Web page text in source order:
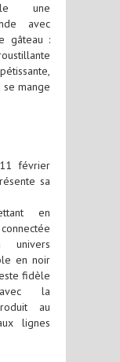
une
avec
gâteau :
se mange
février
sa
en
univers
en noir
fidèle
la
au
lignes